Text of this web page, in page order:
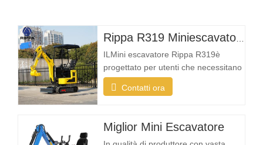
Rippa R319 Miniescavatore – Escavatore compatto da 1 tonnellata
ILMini escavatore Rippa R319è
progettato per utenti che necessitano
di una macchina affidabile, compatta
e facile da utilizzare per le attività di
proprietario di casa, un agricoltore o
Contatti ora
Miglior Mini Escavatore